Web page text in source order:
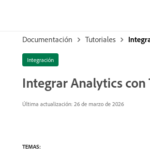
Documentación Tutoriales
Integración
Integrar Analytics con
Última actualización: 26 de marzo de 2026
TEMAS: